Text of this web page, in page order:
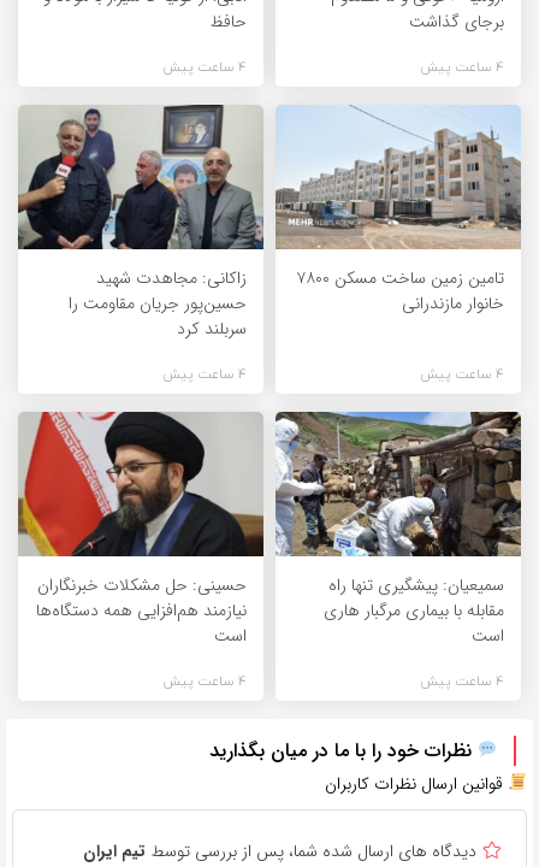
برجای گذاشت
4 ساعت پیش
حافظ
4 ساعت پیش
تامین زمین ساخت مسکن ۷۸۰۰
خانوار مازندرانی
4 ساعت پیش
زاکانی: مجاهدت شهید
حسین‌پور جریان مقاومت را
سربلند کرد
4 ساعت پیش
سمیعیان: پیشگیری تنها راه
مقابله با بیماری مرگبار هاری
است
4 ساعت پیش
حسینی: حل مشکلات خبرنگاران
نیازمند هم‌افزایی همه دستگاه‌ها
است
4 ساعت پیش
نظرات خود را با ما در میان بگذارید
قوانین ارسال نظرات کاربران
دیدگاه های ارسال شده شما، پس از بررسی توسط تیم ایران